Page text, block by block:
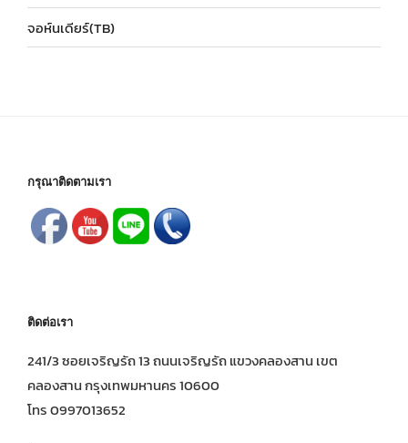
จอห์นเดียร์(TB)
กรุณาติดตามเรา
ติดต่อเรา
241/3 ซอยเจริญรัถ 13 ถนนเจริญรัถ แขวงคลองสาน เขต
คลองสาน กรุงเทพมหานคร 10600
โทร 0997013652